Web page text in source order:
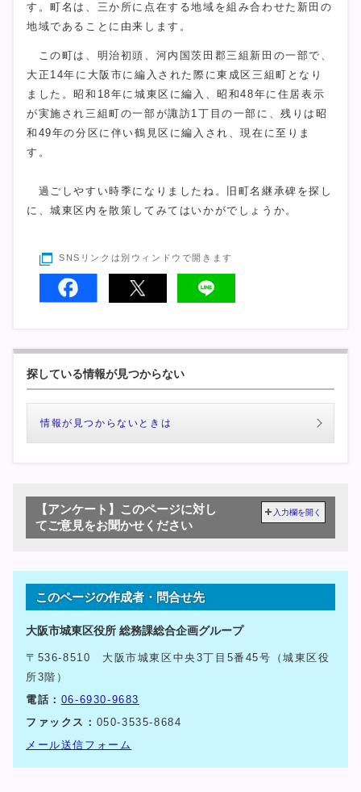
す。町名は、三か所に点在する地域を組み合わせた新田の
地域であることに由来します。
この町は、明治初頭、河内国茨田郡三組新田の一部で、
大正14年に大阪市に編入された際に東成区三組町となり
ました。昭和18年に城東区に編入、昭和48年に住居表示
が実施され三組町の一部が諏訪1丁目の一部に、残りは昭
和49年の分区に伴い鶴見区に編入され、現在に至りま
す。
過ごしやすい時季になりましたね。旧町名継承碑を探し
に、城東区内を散策してみてはいかがでしょうか。
SNSリンクは別ウィンドウで開きます
探している情報が見つからない
情報が見つからないときは
【アンケート】このページに対し
てご意見をお聞かせください
入力欄を開く
このページの作成者・問合せ先
大阪市城東区役所 総務課総合企画グループ
〒536-8510 大阪市城東区中央3丁目5番45号（城東区役
所3階）
電話： 06-6930-9683
ファックス： 050-3535-8684
メール送信フォーム